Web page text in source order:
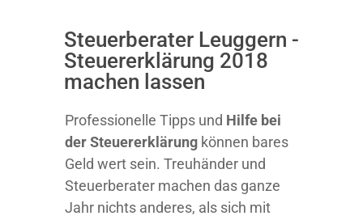
Steuerberater Leuggern -
Steuererklärung 2018
machen lassen
Professionelle Tipps und Hilfe bei
der Steuererklärung können bares
Geld wert sein. Treuhänder und
Steuerberater machen das ganze
Jahr nichts anderes, als sich mit